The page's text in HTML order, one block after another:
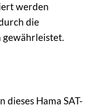
werden
die
gewährleistet.
Hama SAT-